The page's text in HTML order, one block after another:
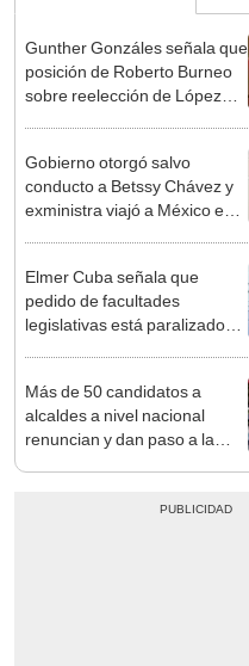
Gunther Gonzáles señala que
posición de Roberto Burneo
sobre reelección de López
Gobierno otorgó salvo
conducto a Betssy Chávez y
exministra viajó a México en
Elmer Cuba señala que
pedido de facultades
legislativas está paralizado
Más de 50 candidatos a
alcaldes a nivel nacional
renuncian y dan paso a la